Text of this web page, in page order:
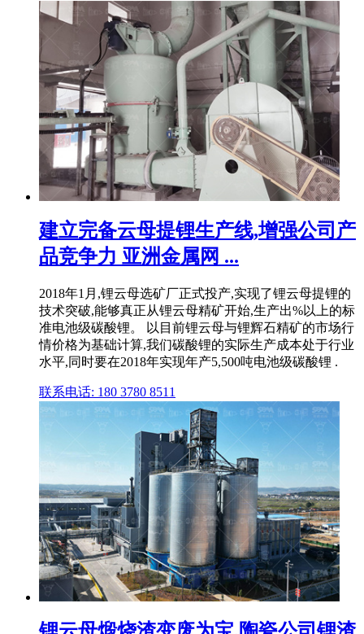
建立完备云母提锂生产线,增强公司产
品竞争力 亚洲金属网 ...
2018年1月,锂云母选矿厂正式投产,实现了锂云母提锂的
技术突破,能够真正从锂云母精矿开始,生产出%以上的标
准电池级碳酸锂。 以目前锂云母与锂辉石精矿的市场行
情价格为基础计算,我们碳酸锂的实际生产成本处于行业
水平,同时要在2018年实现年产5,500吨电池级碳酸锂 .
联系电话: 180 3780 8511